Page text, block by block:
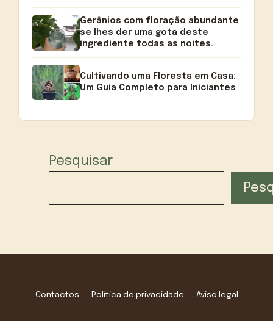
Gerânios com floração abundante
se lhes der uma gota deste
ingrediente todas as noites.
Cultivando uma Floresta em Casa:
Um Guia Completo para Iniciantes
Pesquisar
Contactos Política de privacidade Aviso legal